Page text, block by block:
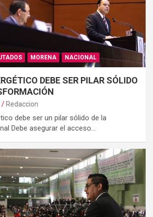
MORENA NACIONAL
DEBE SER PILAR SÓLIDO
Redaccion
debe ser un pilar sólido de la
Debe asegurar el acceso…